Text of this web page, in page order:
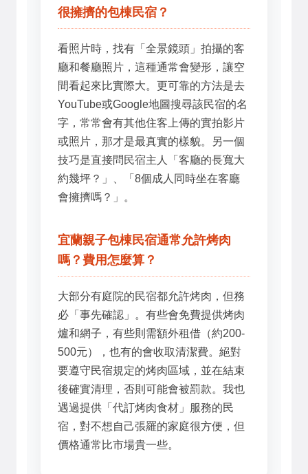
很擁擠的包棟民宿？
看照片時，找有「全景鏡頭」拍攝的客
廳和餐廳照片，這種通常會變形，讓空
間看起來比實際大。更可靠的方法是去
YouTube或Google地圖搜尋該民宿的名
字，常常會有其他住客上傳的實拍影片
或照片，那才是最真實的樣貌。另一個
技巧是直接問民宿主人「客廳的長寬大
約幾坪？」、「8個成人同時坐在客廳
會擁擠嗎？」。
宜蘭親子包棟民宿通常允許烤肉
嗎？費用怎麼算？
大部分有庭院的民宿都允許烤肉，但務
必「事先確認」。有些會免費提供烤肉
爐和網子，有些則需額外租借（約200-
500元），也有的會收取清潔費。絕對
要遵守民宿規定的烤肉區域，並在結束
後確實清理，否則可能會被罰款。我也
遇過提供「代訂烤肉食材」服務的民
宿，對不想自己張羅的家庭很方便，但
價格通常比市場貴一些。